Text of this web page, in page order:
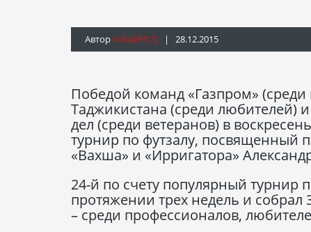
Автор Info@fft.tj | 28.12.2015
Победой команд «Газпром»
Таджикистана (среди любителей)
дел (среди ветеранов) в
турнир по футзалу, посвященный
«Вахша» и «Ирригатора»
24-й по счету популярный турнир
протяжении трех недель и собрал
– среди профессионалов,